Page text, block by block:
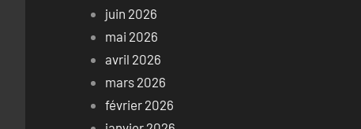
juin 2026
mai 2026
avril 2026
mars 2026
février 2026